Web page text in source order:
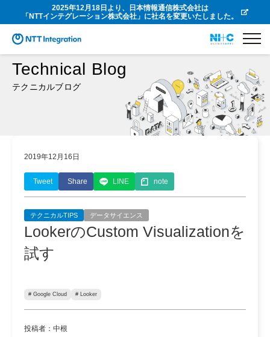
2025年12月18日より、日本情報通信株式会社は
「NTTインテグレーション株式会社」に社名を変更いたしました。
Technical Blog
テクニカルブログ
2019年12月16日
Tweet Share LINE note
テクニカルTIPS データサイエンス
LookerのCustom Visualizationを
試す
# Google Cloud # Looker
投稿者：中根